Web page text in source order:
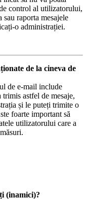
control al utilizatorului,
raporta mesajele
o administrației.
de la cineva de
de e-mail include
astfel de mesaje,
și le puteți trimite o
foarte important să
utilizatorului care a
(inamici)?